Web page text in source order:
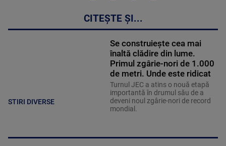
CITEȘTE ȘI...
STIRI DIVERSE
Se construiește cea mai
înaltă clădire din lume.
Primul zgârie-nori de 1.000
de metri. Unde este ridicat
Turnul JEC a atins o nouă etapă
importantă în drumul său de a
deveni noul zgârie-nori de record
mondial.